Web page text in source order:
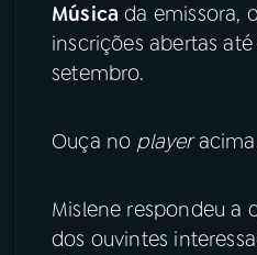
08FESTIVAL DE MÚSICA
Instagram
Música da emissora,
inscrições abertas
setembro.
Ouça no player
Mislene respondeu a
dos ouvintes